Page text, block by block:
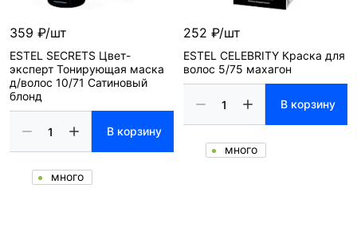
359 ₽/шт
ESTEL SECRETS Цвет-
эксперт Тонирующая маска
д/волос 10/71 Сатиновый
блонд
В корзину
много
252 ₽/шт
ESTEL CELEBRITY Краска для
волос 5/75 махагон
В корзину
много